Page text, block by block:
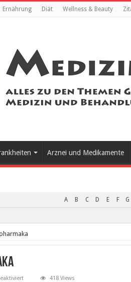
Ernährung Diät Wellness & Beauty
Arznei und Medikamente
A B C D E F G
für
418 Views